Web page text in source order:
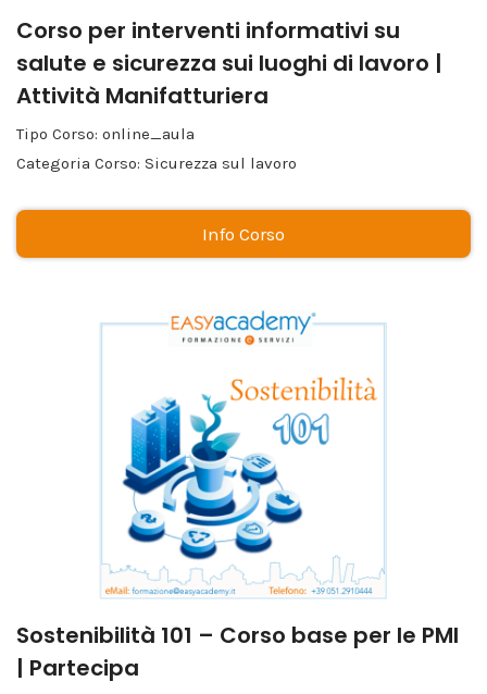
Corso per interventi informativi su
salute e sicurezza sui luoghi di lavoro |
Attività Manifatturiera
Tipo Corso: online_aula
Categoria Corso: Sicurezza sul lavoro
Info Corso
Sostenibilità 101 – Corso base per le PMI
| Partecipa